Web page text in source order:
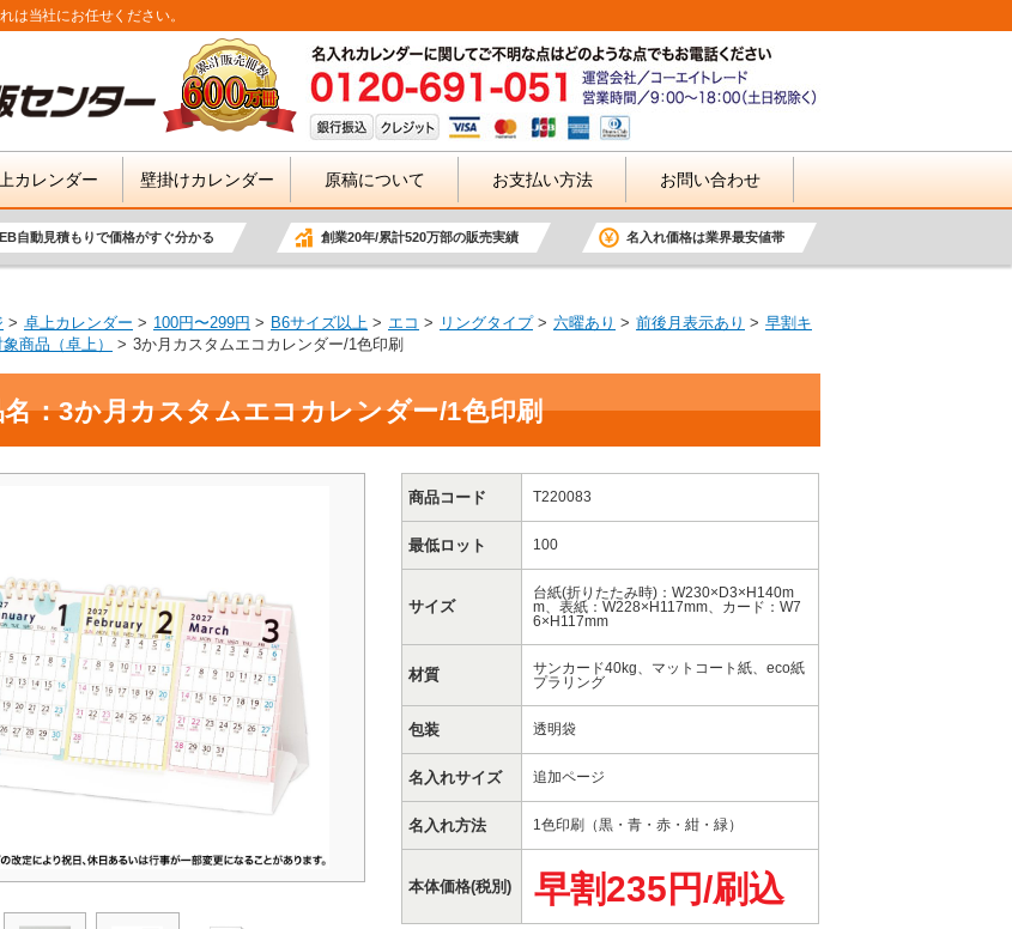
は当社にお任せください。
カレンダー 壁掛けカレンダー 原稿について お支払い方法 お問い合わせ
自動見積もりで価格がすぐ分かる 創業20年/累計520万部の販売実績 名入れ価格は業界最安値帯
卓上カレンダー 100円〜299円 B6サイズ以上 エコ リングタイプ 六曜あり 前後月表示あり
早割キ
商品（卓上）
3か月カスタムエコカレンダー/1色印刷
名：3か月カスタムエコカレンダー/1色印刷
商品コード T220083
最低ロット 100
サイズ
台紙(折りたたみ時)：W230×D3×H140m
m、表紙：W228×H117mm、カード：W7
6×H117mm
材質
サンカード40kg、マットコート紙、eco紙
プラリング
包装 透明袋
名入れサイズ 追加ページ
名入れ方法 1色印刷（黒・青・赤・紺・緑）
本体価格(税別) 早割235円/刷込